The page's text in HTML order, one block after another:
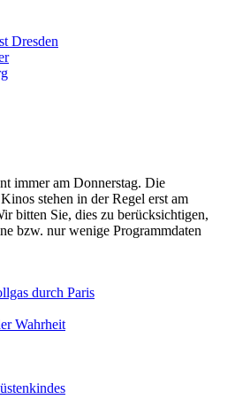
Dresden
immer am Donnerstag. Die
stehen in der Regel erst am
bitten Sie, dies zu berücksichtigen,
bzw. nur wenige Programmdaten
durch Paris
Wahrheit